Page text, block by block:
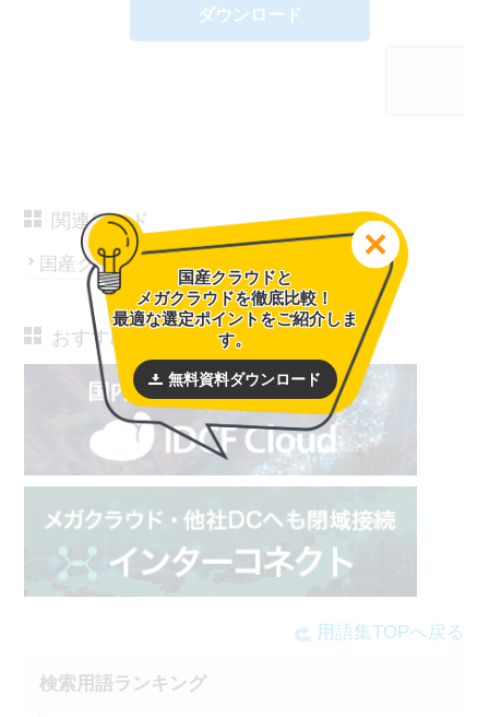
関連ワード
国産クラウド
おすすめサービス
用語集TOPへ戻る
検索用語ランキング
国産クラウドと
メガクラウドを徹底比較！
最適な選定ポイントをご紹介しま
す。
無料資料ダウンロード